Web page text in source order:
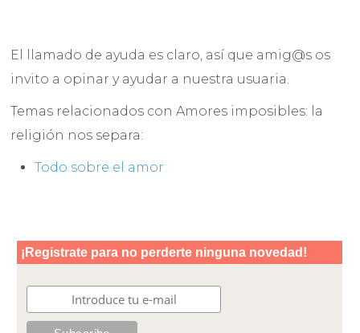
El llamado de ayuda es claro, así que amig@s os
invito a opinar y ayudar a nuestra usuaria.
Temas relacionados con Amores imposibles: la
religión nos separa:
Todo sobre el amor